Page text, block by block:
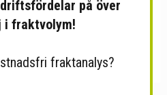
choklad
på över
i fraktvolym!
fraktanalys?